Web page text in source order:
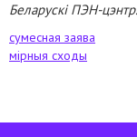
Беларускі ПЭН-цэнтр.
сумесная заява
мірныя сходы